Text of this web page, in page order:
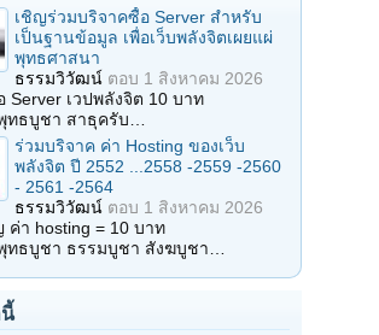
เชิญร่วมบริจาคซื้อ Server สำหรับ
เป็นฐานข้อมูล เพื่อเว็บพลังจิตเผยแผ่
พุทธศาสนา
ธรรมวิวัฒน์ ตอบ 1 สิงหาคม 2026
เวปพลังจิต 10 บาท
ทธบูชา สาธุครับ…
ร่วมบริจาค ค่า Hosting ของเว็บ
พลังจิต ปี 2552 ...2558 -2559 -2560
- 2561 -2564
ธรรมวิวัฒน์ ตอบ 1 สิงหาคม 2026
ค่า hosting = 10 บาท
ทธบูชา ธรรมบูชา สังฆบูชา…